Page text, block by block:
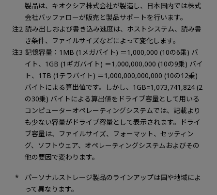
製品は、キオクシア株式会社が製造し、日本国内では株式
会社バッファローが販売と製品サポートを行います。
読み出しおよび書き込み速度は、ホストシステム、読み書
き条件、ファイルサイズなどによって変化します。
記憶容量：1MB (1メガバイト) ＝1,000,000 (10の6乗) バ
イト、1GB (1ギガバイト) ＝1,000,000,000 (10の9乗) バイ
ト、1TB (1テラバイト) ＝1,000,000,000,000 (10の12乗)
バイトによる算出値です。しかし、1GB=1,073,741,824 (2
の30乗) バイトによる算出値をドライブ容量として用いる
コンピューターオペレーティングシステムでは、記載より
も少ない容量がドライブ容量として表示されます。ドライ
ブ容量は、ファイルサイズ、フォーマット、セッティン
グ、ソフトウェア、オペレーティングシステムおよびその
他の要因で変わります。
パーソナルストレージ製品のラインアップは国や地域によ
って異なります。